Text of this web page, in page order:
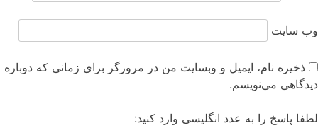
وب‌ سایت
ذخیره نام، ایمیل و وبسایت من در مرورگر برای زمانی که دوباره
دیدگاهی می‌نویسم.
لطفا پاسخ را به عدد انگلیسی وارد کنید: